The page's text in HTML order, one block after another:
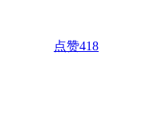
点赞418